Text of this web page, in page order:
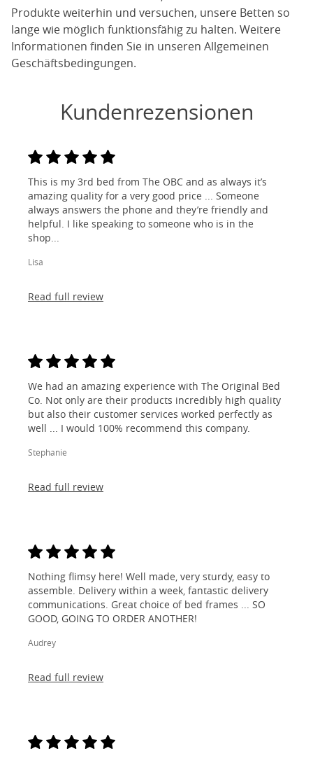
Produkte weiterhin und versuchen, unsere Betten so
lange wie möglich funktionsfähig zu halten. Weitere
Informationen finden Sie in unseren Allgemeinen
Geschäftsbedingungen.
Kundenrezensionen
This is my 3rd bed from The OBC and as always it’s
amazing quality for a very good price ... Someone
always answers the phone and they’re friendly and
helpful. I like speaking to someone who is in the
shop...
Lisa
Read full review
We had an amazing experience with The Original Bed
Co. Not only are their products incredibly high quality
but also their customer services worked perfectly as
well ... I would 100% recommend this company.
Stephanie
Read full review
Nothing flimsy here! Well made, very sturdy, easy to
assemble. Delivery within a week, fantastic delivery
communications. Great choice of bed frames ... SO
GOOD, GOING TO ORDER ANOTHER!
Audrey
Read full review